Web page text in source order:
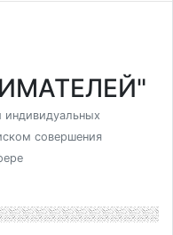
индивидуальных
совершения